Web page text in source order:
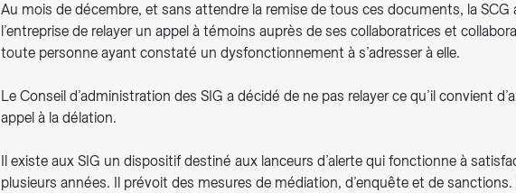
Au mois de décembre, et sans attendre la remise de tous ces documents, la SCG
l’entreprise de relayer un appel à témoins auprès de ses collaboratrices et
toute personne ayant constaté un dysfonctionnement à s’adresser à elle.
Le Conseil d’administration des SIG a décidé de ne pas relayer ce qu’il convient
appel à la délation.
Il existe aux SIG un dispositif destiné aux lanceurs d’alerte qui fonctionne à
plusieurs années. Il prévoit des mesures de médiation, d’enquête et de